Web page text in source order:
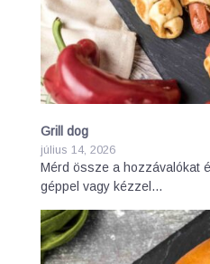
Grill dog
július 14, 2026
Mérd össze a hozzávalókat
géppel vagy kézzel…